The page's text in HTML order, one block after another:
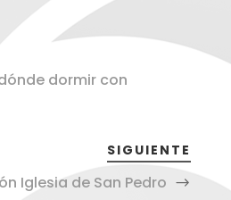
dormir con
SIGUIENTE
Iglesia de San Pedro